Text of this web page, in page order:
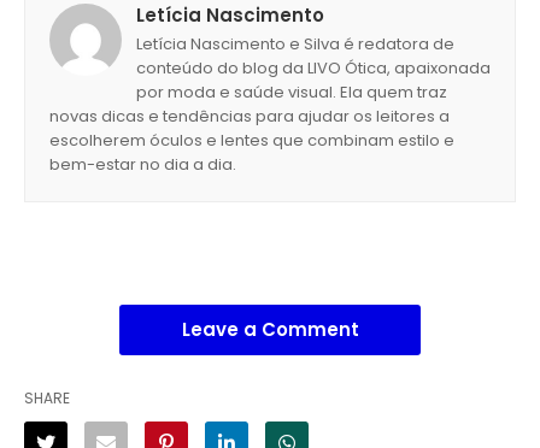
Letícia Nascimento
Letícia Nascimento e Silva é redatora de
conteúdo do blog da LIVO Ótica, apaixonada
por moda e saúde visual. Ela quem traz
novas dicas e tendências para ajudar os leitores a
escolherem óculos e lentes que combinam estilo e
bem-estar no dia a dia.
Leave a Comment
SHARE